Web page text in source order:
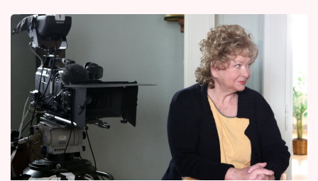
Celebrity
Vztahy
Seriály
Horoskopy
Sledujte prima+